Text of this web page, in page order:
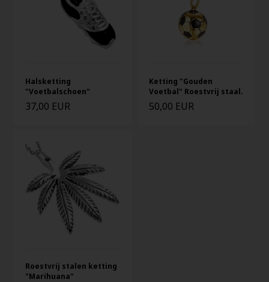
Halsketting
"Voetbalschoen"
37,00 EUR
Ketting "Gouden
Voetbal" Roestvrij staal.
50,00 EUR
Roestvrij stalen ketting
"Marihuana"